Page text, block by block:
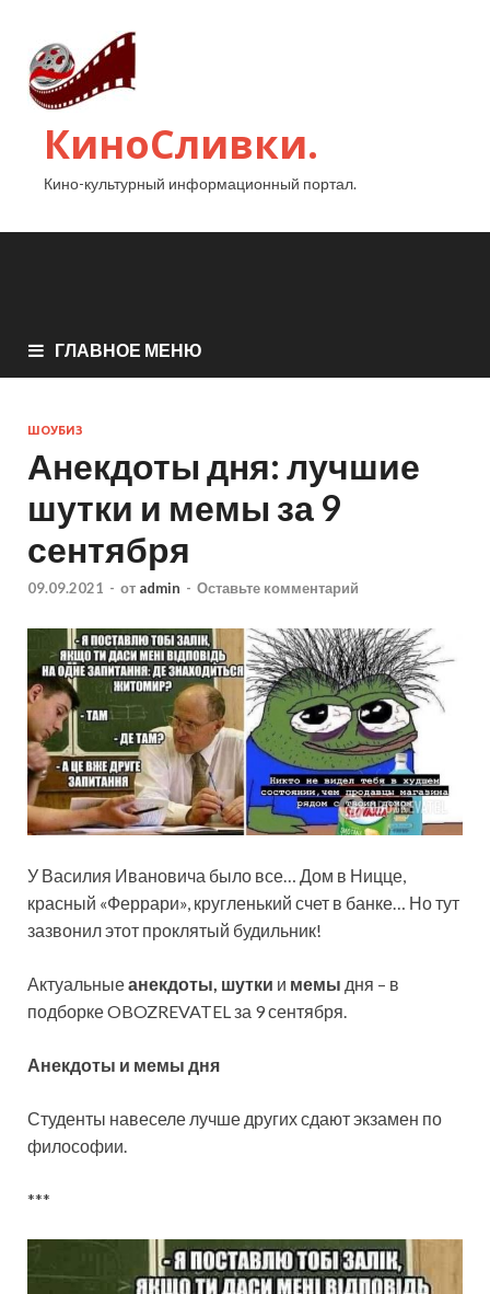
КиноСливки.
Кино-культурный информационный портал.
ГЛАВНОЕ МЕНЮ
ШОУБИЗ
Анекдоты дня: лучшие
шутки и мемы за 9
сентября
09.09.2021 - от admin - Оставьте комментарий
У Василия Ивановича было все… Дом в Ницце,
красный «Феррари», кругленький счет в банке… Но тут
зазвонил этот проклятый будильник!
Актуальныеанекдоты, шутки и мемы дня – в
подборке OBOZREVATEL за 9 сентября.
Анекдоты и мемы дня
Студенты навеселе лучше других сдаютэкзамен по
философии.
***